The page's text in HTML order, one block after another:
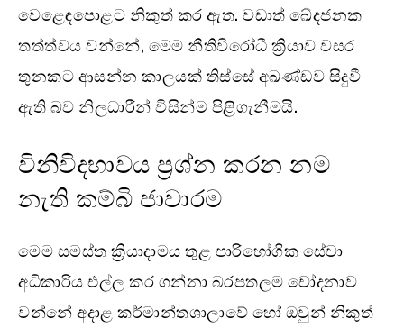
වෙළෙඳපොළට නිකුත් කර ඇත. වඩාත් ඛේදජනක
තත්ත්වය වන්නේ, මෙම නීතිවිරෝධී ක්‍රියාව වසර
තුනකට ආසන්න කාලයක් තිස්සේ අඛණ්ඩව සිදුවී
ඇති බව නිලධාරීන් විසින්ම පිළිගැනීමයි.
විනිවිදභාවය ප්‍රශ්න කරන නම
නැති කම්බි ජාවාරම
මෙම සමස්ත ක්‍රියාදාමය තුළ පාරිභෝගික සේවා
අධිකාරිය එල්ල කර ගන්නා බරපතලම චෝදනාව
වන්නේ අදාළ කර්මාන්තශාලාවේ හෝ ඔවුන් නිකුත්